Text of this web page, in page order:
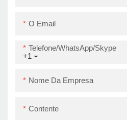
O Email
+1
Telefone/WhatsApp/Skype
Nome Da Empresa
Contente